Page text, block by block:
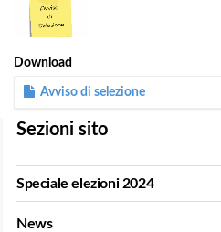
Download
Avviso di selezione
Sezioni sito
Speciale elezioni 2024
News